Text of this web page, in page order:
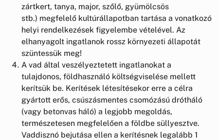
zártkert, tanya, major, szőlő, gyümölcsös
stb.) megfelelő kultúrállapotban tartása a vonatkozó
helyi rendelkezések figyelembe vételével. Az
elhanyagolt ingatlanok rossz környezeti állapotát
szüntessük meg!
A vad által veszélyeztetett ingatlanokat a
tulajdonos, földhasználó költségviselése mellett
kerítsük be. Kerítések létesítésekor erre a célra
gyártott erős, csúszásmentes csomózású drótháló
(vagy betonvas háló) a legjobb megoldás,
természetesen megfelelően a földbe süllyesztve.
Vaddisznó bejutása ellen a kerítésnek legalább 1